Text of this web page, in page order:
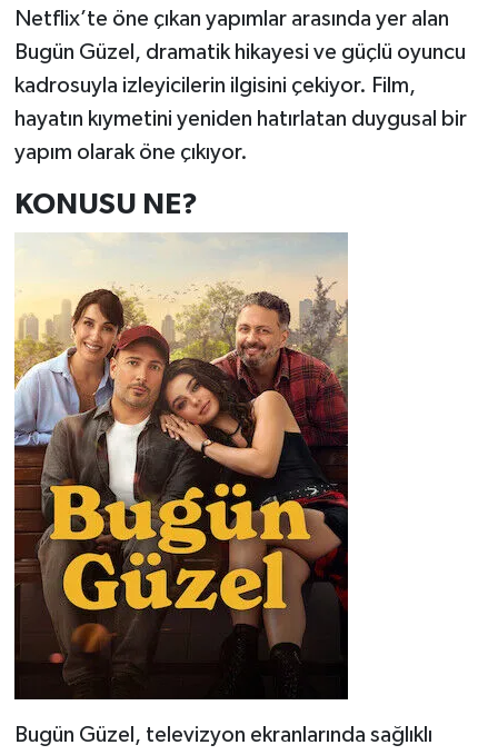
Netflix’te öne çıkan yapımlar arasında yer alan
Bugün Güzel, dramatik hikayesi ve güçlü oyuncu
kadrosuyla izleyicilerin ilgisini çekiyor. Film,
hayatın kıymetini yeniden hatırlatan duygusal bir
yapım olarak öne çıkıyor.
KONUSU NE?
Bugün Güzel, televizyon ekranlarında sağlıklı